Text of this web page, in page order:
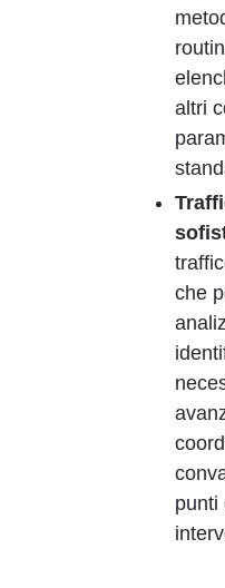
altri
che
punti